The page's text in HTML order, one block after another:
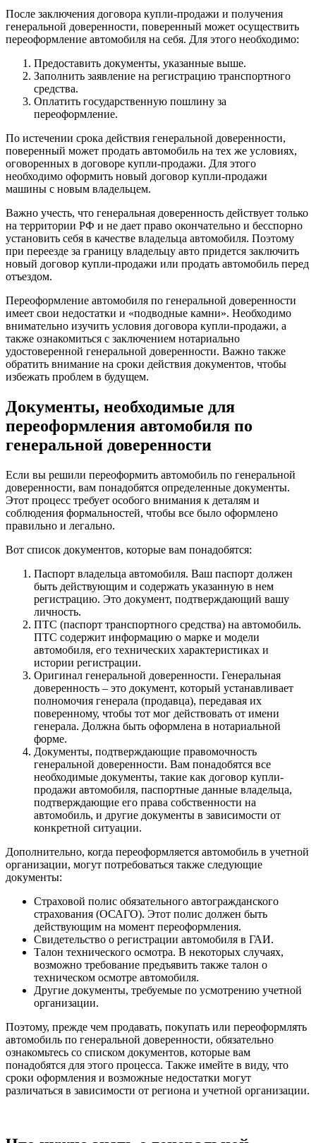
После заключения договора купли-продажи и получения
генеральной доверенности, поверенный может осуществить
переоформление автомобиля на себя. Для этого необходимо:
Предоставить документы, указанные выше.
Заполнить заявление на регистрацию транспортного
средства.
Оплатить государственную пошлину за
переоформление.
По истечении срока действия генеральной доверенности,
поверенный может продать автомобиль на тех же условиях,
оговоренных в договоре купли-продажи. Для этого
необходимо оформить новый договор купли-продажи
машины с новым владельцем.
Важно учесть, что генеральная доверенность действует только
на территории РФ и не дает право окончательно и бесспорно
установить себя в качестве владельца автомобиля. Поэтому
при переезде за границу владельцу авто придется заключить
новый договор купли-продажи или продать автомобиль перед
отъездом.
Переоформление автомобиля по генеральной доверенности
имеет свои недостатки и «подводные камни». Необходимо
внимательно изучить условия договора купли-продажи, а
также ознакомиться с заключением нотариально
удостоверенной генеральной доверенности. Важно также
обратить внимание на сроки действия документов, чтобы
избежать проблем в будущем.
Документы, необходимые для
переоформления автомобиля по
генеральной доверенности
Если вы решили переоформить автомобиль по генеральной
доверенности, вам понадобятся определенные документы.
Этот процесс требует особого внимания к деталям и
соблюдения формальностей, чтобы все было оформлено
правильно и легально.
Вот список документов, которые вам понадобятся:
Паспорт владельца автомобиля. Ваш паспорт должен
быть действующим и содержать указанную в нем
регистрацию. Это документ, подтверждающий вашу
личность.
ПТС (паспорт транспортного средства) на автомобиль.
ПТС содержит информацию о марке и модели
автомобиля, его технических характеристиках и
истории регистрации.
Оригинал генеральной доверенности. Генеральная
доверенность – это документ, который устанавливает
полномочия генерала (продавца), передавая их
поверенному, чтобы тот мог действовать от имени
генерала. Должна быть оформлена в нотариальной
форме.
Документы, подтверждающие правомочность
генеральной доверенности. Вам понадобятся все
необходимые документы, такие как договор купли-
продажи автомобиля, паспортные данные владельца,
подтверждающие его права собственности на
автомобиль, и другие документы в зависимости от
конкретной ситуации.
Дополнительно, когда переоформляется автомобиль в учетной
организации, могут потребоваться также следующие
документы:
Страховой полис обязательного автогражданского
страхования (ОСАГО). Этот полис должен быть
действующим на момент переоформления.
Свидетельство о регистрации автомобиля в ГАИ.
Талон технического осмотра. В некоторых случаях,
возможно требование предъявить также талон о
техническом осмотре автомобиля.
Другие документы, требуемые по усмотрению учетной
организации.
Поэтому, прежде чем продавать, покупать или переоформлять
автомобиль по генеральной доверенности, обязательно
ознакомьтесь со списком документов, которые вам
понадобятся для этого процесса. Также имейте в виду, что
сроки оформления и возможные недостатки могут
различаться в зависимости от региона и учетной организации.